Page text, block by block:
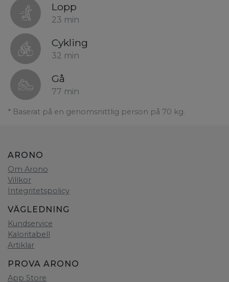
Lopp
23 min
Cykling
32 min
Gå
77 min
* Baserat på en genomsnittlig person på 70 kg.
ARONO
Om Arono
Villkor
Integritetspolicy
VÄGLEDNING
Kundservice
Kaloritabell
Artiklar
PROVA ARONO
App Store